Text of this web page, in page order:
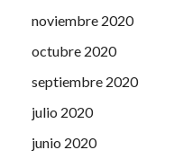
noviembre 2020
octubre 2020
septiembre 2020
julio 2020
junio 2020